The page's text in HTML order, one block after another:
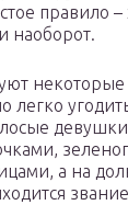
правило
наоборот.
некоторые
легко
девушки
а на